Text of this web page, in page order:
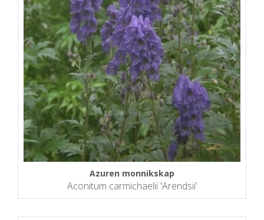
Azuren monnikskap
Aconitum carmichaelii 'Arendsii'